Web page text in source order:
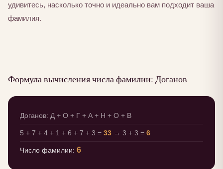
удивитесь, насколько точно и идеально вам подходит ваша
фамилия.
Формула вычисления числа фамилии: Доганов
Доганов: Д + О + Г + А + Н + О + В
5 + 7 + 4 + 1 + 6 + 7 + 3 = 33 → 3 + 3 = 6
Число фамилии: 6